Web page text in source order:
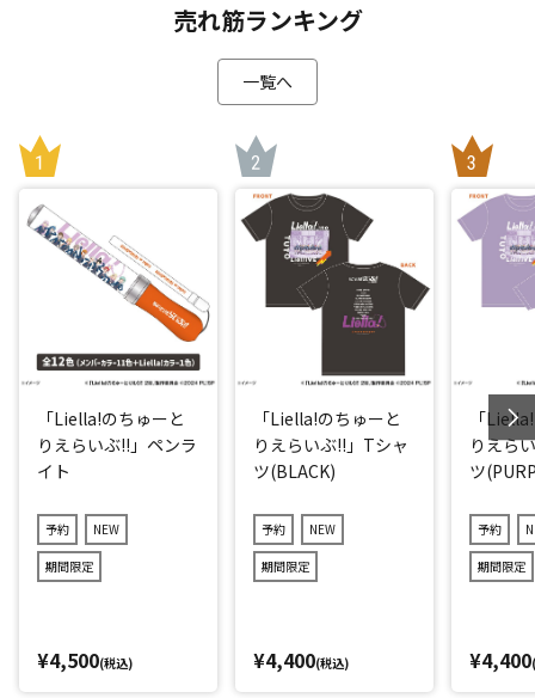
売れ筋ランキング
一覧へ
「Liella!のちゅーと
りえらいぶ!!」ペンラ
イト
予約 NEW
期間限定
¥4,500(税込)
「Liella!のちゅーと
りえらいぶ!!」Tシャ
ツ(BLACK)
予約 NEW
期間限定
¥4,400(税込)
「
りえら
ツ
予約
期間限定
¥4,400